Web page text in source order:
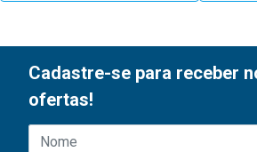
Cadastre-se para receber
ofertas!